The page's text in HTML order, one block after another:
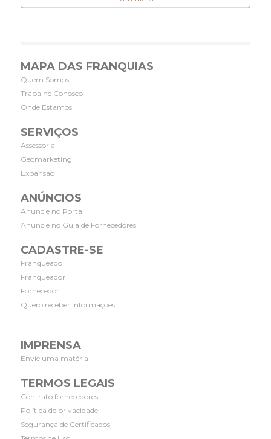
MAPA DAS FRANQUIAS
Quem Somos
Trabalhe Conosco
Onde Estamos
SERVIÇOS
Assessoria
Geomarketing
Expansão
ANÚNCIOS
Anuncie no Portal
Anuncie no Guia de Fornecedores
CADASTRE-SE
Franqueado
Franqueador
Fornecedor
Quero receber informações
IMPRENSA
Envie uma matéria
TERMOS LEGAIS
Contrato fornecedores
Política de privacidade
Segurança de Certificados